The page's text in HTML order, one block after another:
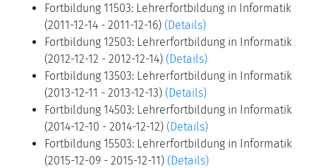
Fortbildung 11503: Lehrerfortbildung in Informatik
(2011-12-14 - 2011-12-16) (Details)
Fortbildung 12503: Lehrerfortbildung in Informatik
(2012-12-12 - 2012-12-14) (Details)
Fortbildung 13503: Lehrerfortbildung in Informatik
(2013-12-11 - 2013-12-13) (Details)
Fortbildung 14503: Lehrerfortbildung in Informatik
(2014-12-10 - 2014-12-12) (Details)
Fortbildung 15503: Lehrerfortbildung in Informatik
(2015-12-09 - 2015-12-11) (Details)